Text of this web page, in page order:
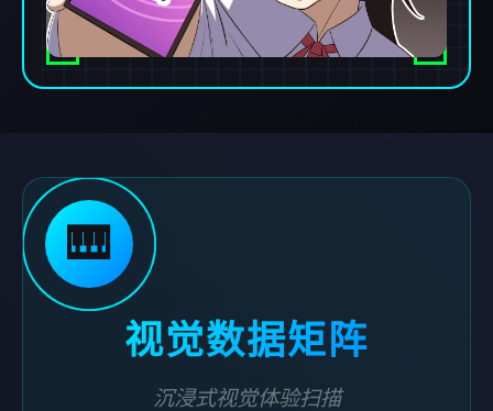
🎹
视觉数据矩阵
沉浸式视觉体验扫描